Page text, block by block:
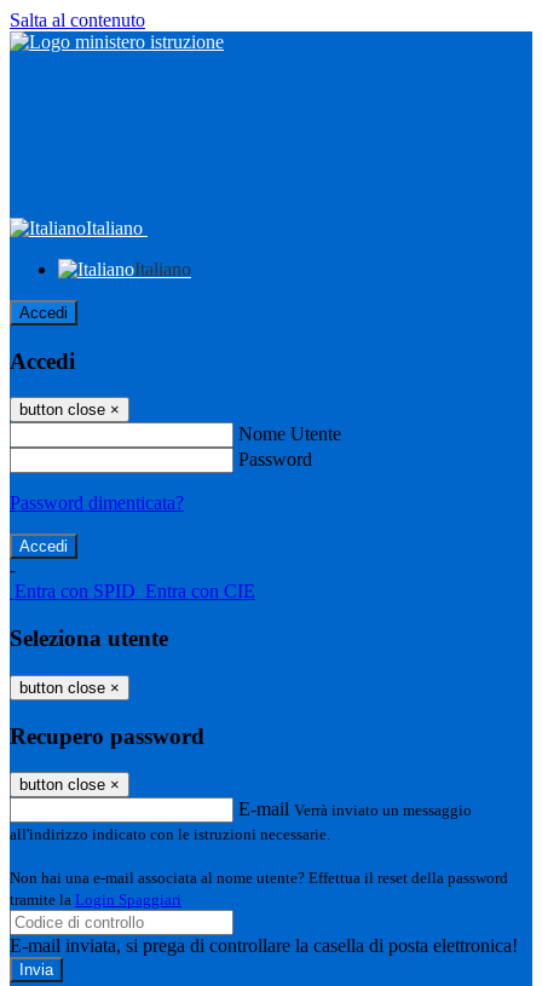
Salta al contenuto
Italiano
Italiano
Accedi
Accedi
button close ×
Nome Utente
Password
Password dimenticata?
-
Entra con SPID Entra con CIE
Seleziona utente
button close ×
Recupero password
button close ×
E-mail Verrà inviato un messaggio
all'indirizzo indicato con le istruzioni necessarie.
Non hai una e-mail associata al nome utente? Effettua il reset della password
tramite la Login Spaggiari
E-mail inviata, si prega di controllare la casella di posta elettronica!